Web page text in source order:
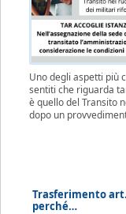
Uno degli aspetti più
sentiti che riguarda
è quello del Transito
dopo un
Trasferimento art.
perché…